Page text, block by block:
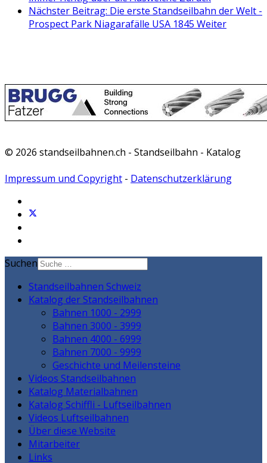
Nächster Beitrag: Die erste Standseilbahn der Welt -
Prospect Park Niagarafälle USA 1845 Weiter
© 2026 standseilbahnen.ch - Standseilbahn - Katalog
Impressum und Copyright - Datenschutzerklärung
Suchen
Standseilbahnen Schweiz
Katalog der Standseilbahnen
Bahnen 1000 - 2999
Bahnen 3000 - 3999
Bahnen 4000 - 6999
Bahnen 7000 - 9999
Geschichte und Meilensteine
Videos Standseilbahnen
Katalog Materialbahnen
Katalog Schiffli - Luftseilbahnen
Videos Luftseilbahnen
Über diese Website
Mitarbeiter
Links